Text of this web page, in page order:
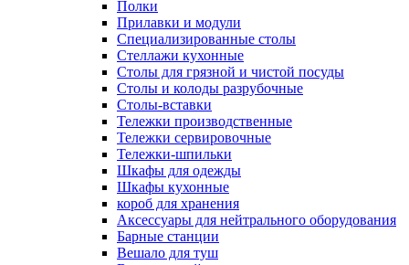
Полки
Прилавки и модули
Специализированные столы
Стеллажи кухонные
Столы для грязной и чистой посуды
Столы и колоды разрубочные
Столы-вставки
Тележки производственные
Тележки сервировочные
Тележки-шпильки
Шкафы для одежды
Шкафы кухонные
короб для хранения
Аксессуары для нейтрального оборудования
Барные станции
Вешало для туш